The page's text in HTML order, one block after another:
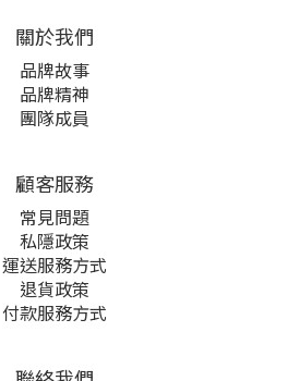
關於我們
品牌故事
品牌精神
團隊成員
顧客服務
常見問題
私隱政策
運送服務方式
退貨政策
付款服務方式